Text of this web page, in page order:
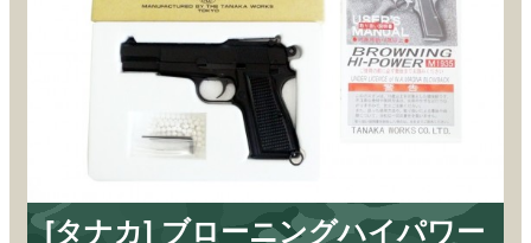
[タナカ] ブローニングハイパワー